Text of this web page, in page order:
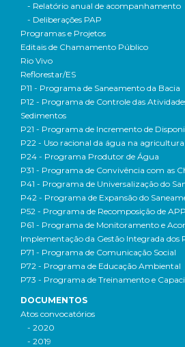
- Relatório anual de acompanhamento
- Deliberações PAP
Programas e Projetos
Editais de Chamamento Público
Rio Vivo
Reflorestar/ES
P11 - Programa de Saneamento da Bacia
P12 - Programa de Controle das
Sedimentos
P21 - Programa de Incremento de
P22 - Uso racional da água na agricultura
P24 - Programa Produtor de Água
P31 - Programa de Convivência com as
P41 - Programa de Universalização do
P42 - Programa de Expansão do
P52 - Programa de Recomposição de
P61 - Programa de Monitoramento e
Implementação da Gestão Integrada dos
P71 - Programa de Comunicação Social
P72 - Programa de Educação Ambiental
P73 - Programa de Treinamento e
DOCUMENTOS
Atos convocatórios
- 2020
- 2019